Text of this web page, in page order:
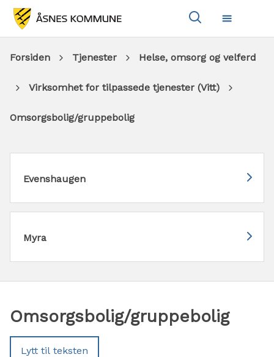
Meny
Du
er
her:
Forsiden Tjenester Helse, omsorg og velferd
Virksomhet for tilpassede tjenester (Vitt)
Omsorgsbolig/gruppebolig
Evenshaugen
Myra
Omsorgsbolig/gruppebolig
Lytt til teksten